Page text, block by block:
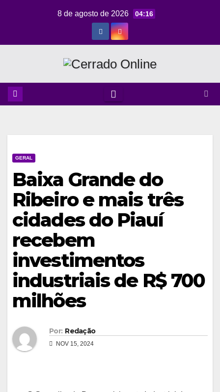
8 de agosto de 2026 04:16
GERAL
Baixa Grande do
Ribeiro e mais três
cidades do Piauí
recebem
investimentos
industriais de R$ 700
milhões
Por: Redação
NOV 15, 2024